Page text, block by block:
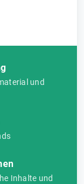
und
Inhalte und